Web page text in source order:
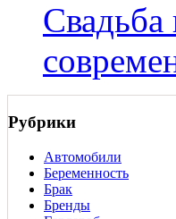
Рубрики
Автомобили
Беременность
Брак
Бренды